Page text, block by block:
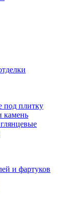
под плитку
камень
и фартуков